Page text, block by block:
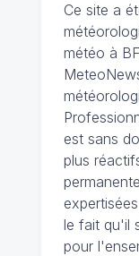
Ce site a
météo à
est sans
plus
le fait qu'il
pour